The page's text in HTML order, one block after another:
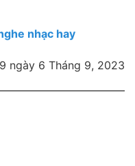
nhạc hay
ngày 6 Tháng 9, 2023